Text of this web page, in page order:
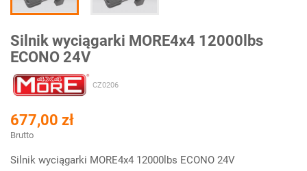
Silnik wyciągarki MORE4x4 12000lbs
ECONO 24V
CZ0206
677,00 zł
Brutto
Silnik wyciągarki MORE4x4 12000lbs ECONO 24V